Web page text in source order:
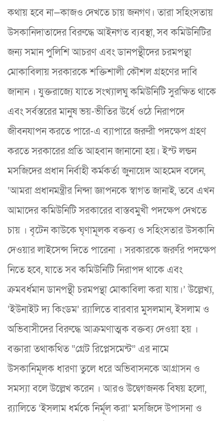
কথায় হবে না—কাজও দেখতে চায় জনগণ। তারা সহিংসতায়
উসকানিদাতাদের বিরুদ্ধে আইনগত ব্যবস্থা, সব কমিউনিটির
জন্য সমান পুলিশি আচরণ এবং ডানপন্থীদের চরমপন্থা
মোকাবিলায় সরকারকে শক্তিশালী কৌশল গ্রহণের দাবি
জানান । যুক্তরাজ্যে যাতে সংখ্যালঘু কমিউনিটি সুরক্ষিত থাকে
এবং সর্বস্তরের মানুষ ভয়-ভীতির উর্ধে ওঠে নিরাপদে
জীবনযাপন করতে পারে-এ ব্যাপারে জরুরী পদক্ষেপ গ্রহণ
করতে সরকারের প্রতি আহবান জানানো হয়। ইস্ট লন্ডন
মসজিদের প্রধান নির্বাহী কর্মকর্তা জুনায়েদ আহমেদ বলেন,
‘আমরা প্রধানমন্ত্রীর নিন্দা জ্ঞাপনকে স্বাগত জানাই, তবে এখন
আমাদের কমিউনিটি সরকারের বাস্তবমুখী পদক্ষেপ দেখতে
চায় । বৃটেন কাউকে ঘৃণামূলক বক্তব্য ও সহিংসতার উসকানি
দেওয়ার লাইসেন্স দিতে পারেনা । সরকারকে জরুরি পদক্ষেপ
নিতে হবে, যাতে সব কমিউনিটি নিরাপদ থাকে এবং
ক্রমবর্ধমান ডানপন্থী চরমপন্থা মোকাবিলা করা যায়।’ উল্লেখ্য,
‘ইউনাইট দ্য কিংডম’ র‌্যালিতে বারবার মুসলমান, ইসলাম ও
অভিবাসীদের বিরুদ্ধে আক্রমণাত্মক বক্তব্য দেওয়া হয় ।
বক্তারা তথাকথিত “গ্রেট রিপ্লেসমেন্ট” এর নামে
উসকানিমূলক ধারণা তুলে ধরে অভিবাসনকে আগ্রাসন ও
সমস্যা বলে উল্লেখ করেন । আরও উদ্বেগজনক বিষয় হলো,
র‌্যালিতে ‘ইসলাম ধর্মকে নির্মূল করা’ মসজিদে উপাসনা ও